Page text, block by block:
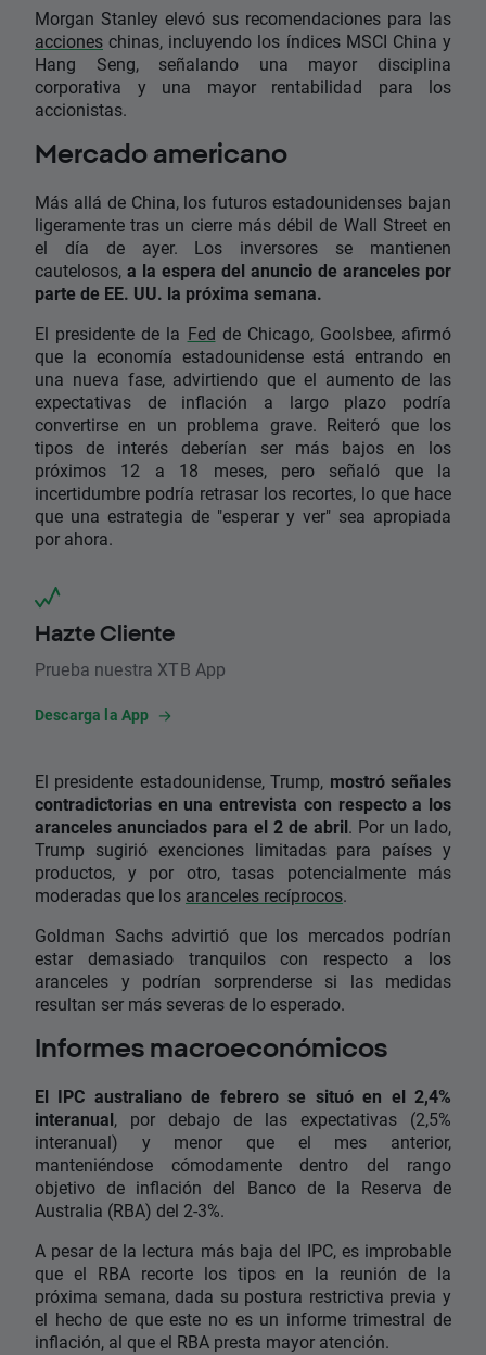
Morgan Stanley elevó sus recomendaciones para las
acciones chinas, incluyendo los índices MSCI China y
Hang Seng, señalando una mayor disciplina
corporativa y una mayor rentabilidad para los
accionistas.
Mercado americano
Más allá de China, los futuros estadounidenses bajan
ligeramente tras un cierre más débil de Wall Street en
el día de ayer. Los inversores se mantienen
cautelosos, a la espera del anuncio de aranceles por
parte de EE. UU. la próxima semana.
El presidente de la Fed de Chicago, Goolsbee, afirmó
que la economía estadounidense está entrando en
una nueva fase, advirtiendo que el aumento de las
expectativas de inflación a largo plazo podría
convertirse en un problema grave. Reiteró que los
tipos de interés deberían ser más bajos en los
próximos 12 a 18 meses, pero señaló que la
incertidumbre podría retrasar los recortes, lo que hace
que una estrategia de "esperar y ver" sea apropiada
por ahora.
Hazte Cliente
Prueba nuestra XTB App
Descarga la App
El presidente estadounidense, Trump, mostró señales
contradictorias en una entrevista con respecto a los
aranceles anunciados para el 2 de abril. Por un lado,
Trump sugirió exenciones limitadas para países y
productos, y por otro, tasas potencialmente más
moderadas que los aranceles recíprocos.
Goldman Sachs advirtió que los mercados podrían
estar demasiado tranquilos con respecto a los
aranceles y podrían sorprenderse si las medidas
resultan ser más severas de lo esperado.
Informes macroeconómicos
El IPC australiano de febrero se situó en el 2,4%
interanual, por debajo de las expectativas (2,5%
interanual) y menor que el mes anterior,
manteniéndose cómodamente dentro del rango
objetivo de inflación del Banco de la Reserva de
Australia (RBA) del 2-3%.
A pesar de la lectura más baja del IPC, es improbable
que el RBA recorte los tipos en la reunión de la
próxima semana, dada su postura restrictiva previa y
el hecho de que este no es un informe trimestral de
inflación, al que el RBA presta mayor atención.